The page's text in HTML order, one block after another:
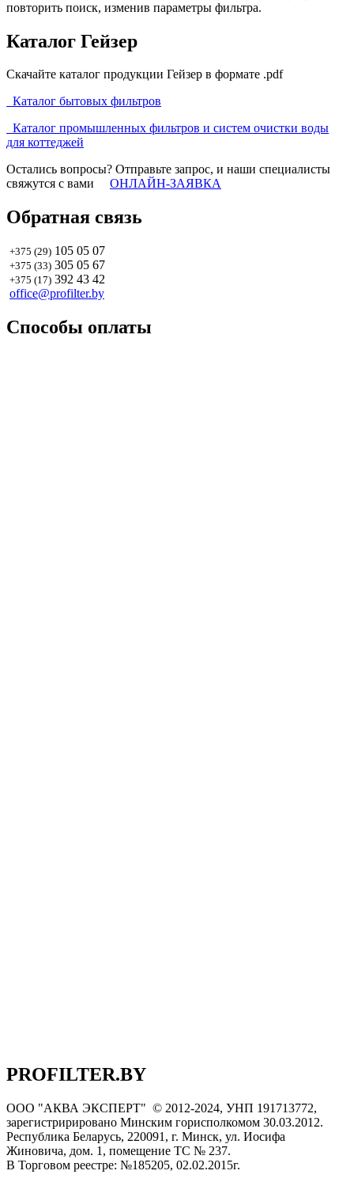
повторить поиск, изменив параметры фильтра.
Каталог Гейзер
Скачайте каталог продукции Гейзер в формате .pdf
Каталог бытовых фильтров
Каталог промышленных фильтров и систем очистки воды
для коттеджей
Остались вопросы? Отправьте запрос, и наши специалисты
свяжутся с вами ОНЛАЙН-ЗАЯВКА
Обратная связь
+375 (29) 105 05 07
+375 (33) 305 05 67
+375 (17) 392 43 42
office@profilter.by
Способы оплаты
PROFILTER.BY
ООО "АКВА ЭКСПЕРТ" © 2012-2024, УНП 191713772,
зарегистририровано Минским горисполкомом 30.03.2012.
Республика Беларусь, 220091, г. Минск, ул. Иосифа
Жиновича, дом. 1, помещение ТС № 237.
В Торговом реестре: №185205, 02.02.2015г.